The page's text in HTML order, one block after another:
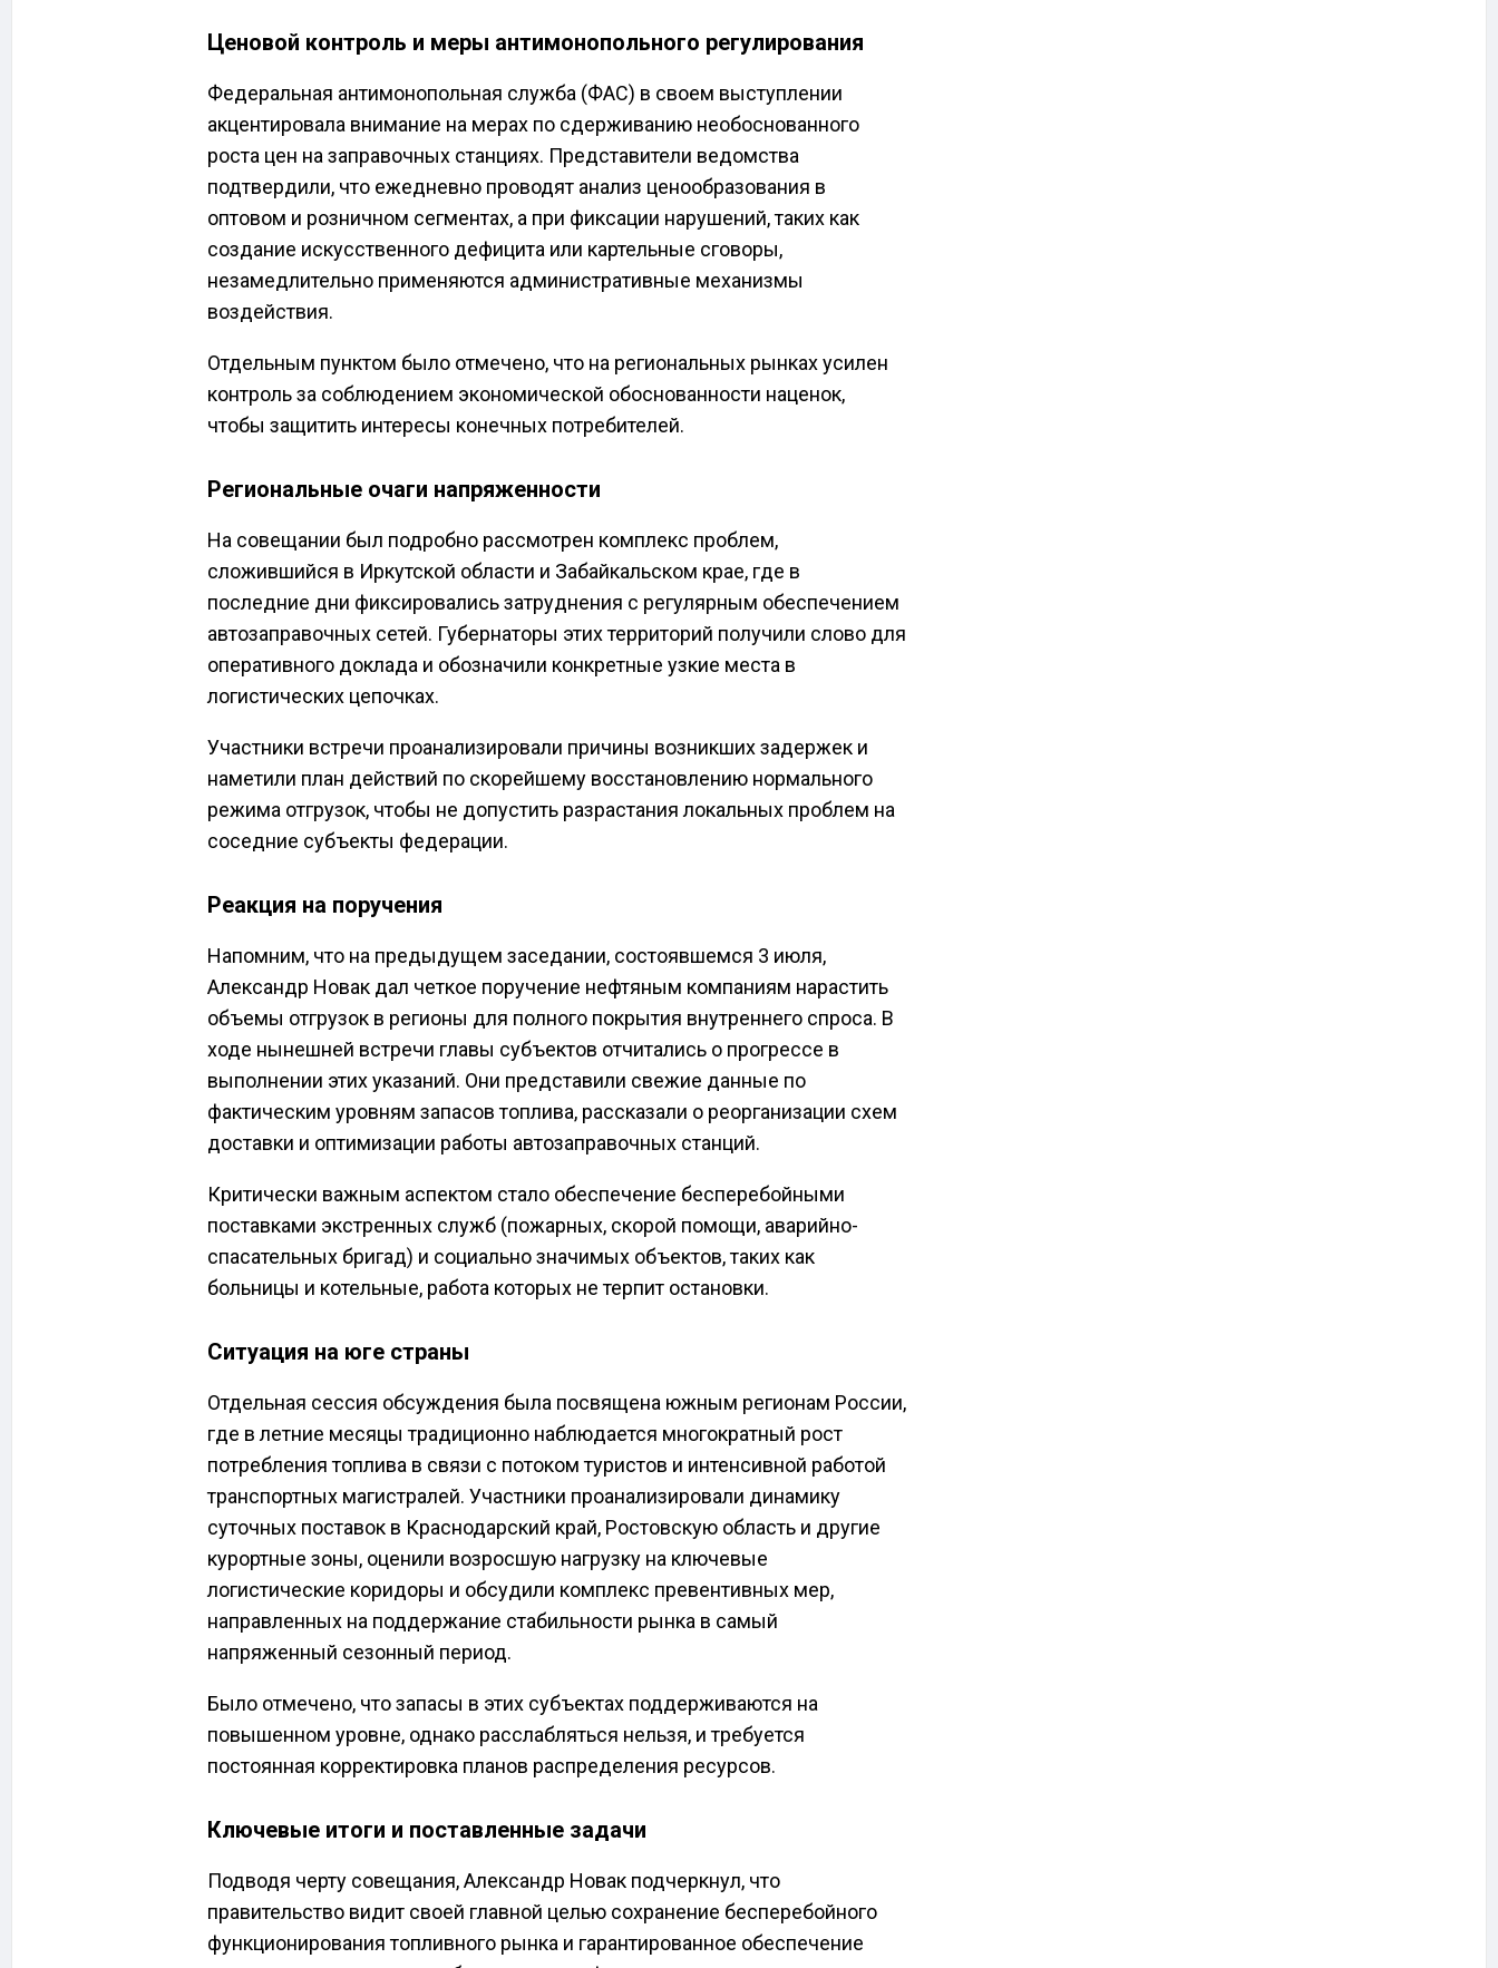
Ценовой контроль и меры антимонопольного регулирования
Федеральная антимонопольная служба (ФАС) в своем выступлении
акцентировала внимание на мерах по сдерживанию необоснованного
роста цен на заправочных станциях. Представители ведомства
подтвердили, что ежедневно проводят анализ ценообразования в
оптовом и розничном сегментах, а при фиксации нарушений, таких как
создание искусственного дефицита или картельные сговоры,
незамедлительно применяются административные механизмы
воздействия.
Отдельным пунктом было отмечено, что на региональных рынках усилен
контроль за соблюдением экономической обоснованности наценок,
чтобы защитить интересы конечных потребителей.
Региональные очаги напряженности
На совещании был подробно рассмотрен комплекс проблем,
сложившийся в Иркутской области и Забайкальском крае, где в
последние дни фиксировались затруднения с регулярным обеспечением
автозаправочных сетей. Губернаторы этих территорий получили слово для
оперативного доклада и обозначили конкретные узкие места в
логистических цепочках.
Участники встречи проанализировали причины возникших задержек и
наметили план действий по скорейшему восстановлению нормального
режима отгрузок, чтобы не допустить разрастания локальных проблем на
соседние субъекты федерации.
Реакция на поручения
Напомним, что на предыдущем заседании, состоявшемся 3 июля,
Александр Новак дал четкое поручение нефтяным компаниям нарастить
объемы отгрузок в регионы для полного покрытия внутреннего спроса. В
ходе нынешней встречи главы субъектов отчитались о прогрессе в
выполнении этих указаний. Они представили свежие данные по
фактическим уровням запасов топлива, рассказали о реорганизации схем
доставки и оптимизации работы автозаправочных станций.
Критически важным аспектом стало обеспечение бесперебойными
поставками экстренных служб (пожарных, скорой помощи, аварийно-
спасательных бригад) и социально значимых объектов, таких как
больницы и котельные, работа которых не терпит остановки.
Ситуация на юге страны
Отдельная сессия обсуждения была посвящена южным регионам России,
где в летние месяцы традиционно наблюдается многократный рост
потребления топлива в связи с потоком туристов и интенсивной работой
транспортных магистралей. Участники проанализировали динамику
суточных поставок в Краснодарский край, Ростовскую область и другие
курортные зоны, оценили возросшую нагрузку на ключевые
логистические коридоры и обсудили комплекс превентивных мер,
направленных на поддержание стабильности рынка в самый
напряженный сезонный период.
Было отмечено, что запасы в этих субъектах поддерживаются на
повышенном уровне, однако расслабляться нельзя, и требуется
постоянная корректировка планов распределения ресурсов.
Ключевые итоги и поставленные задачи
Подводя черту совещания, Александр Новак подчеркнул, что
правительство видит своей главной целью сохранение бесперебойного
функционирования топливного рынка и гарантированное обеспечение